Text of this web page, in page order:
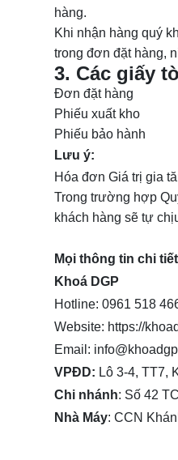
hàng.
Khi nhận hàng quý
trong đơn đặt hàng,
3. Các giấy
Đơn đặt hàng
Phiếu xuất kho
Phiếu bảo hành
Lưu ý:
Hóa đơn Giá trị gia
Trong trường hợp
khách hàng sẽ tự
Mọi thông tin chi
Khoá DGP
Hotline: 0961 518
Website: https://
Email:
VPĐD: Lô 3-4, TT7,
Chi nhánh: Số 42
Nhà Máy: CCN